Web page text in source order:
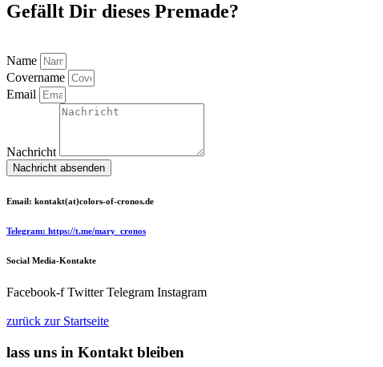
Gefällt Dir dieses Premade?
Name
Covername
Email
Nachricht
Nachricht absenden
Email: kontakt(at)colors-of-cronos.de
Telegram: https://t.me/mary_cronos
Social Media-Kontakte
Facebook-f Twitter Telegram Instagram
zurück zur Startseite
lass uns in Kontakt bleiben